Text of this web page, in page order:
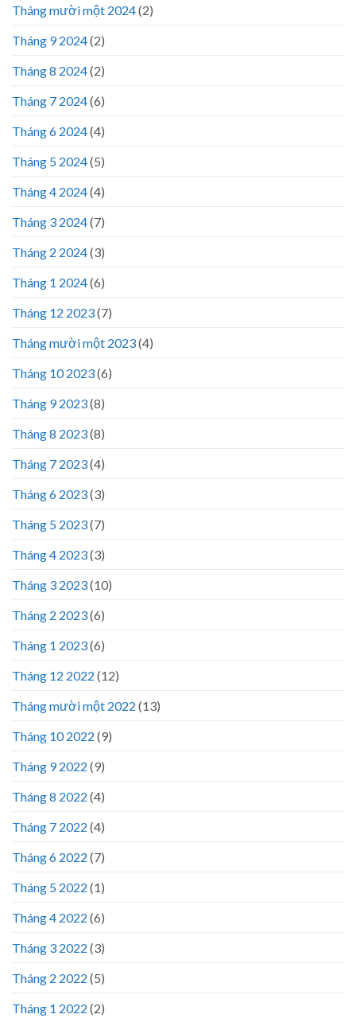
Tháng mười một 2024(2)
Tháng 9 2024(2)
Tháng 8 2024(2)
Tháng 7 2024(6)
Tháng 6 2024(4)
Tháng 5 2024(5)
Tháng 4 2024(4)
Tháng 3 2024(7)
Tháng 2 2024(3)
Tháng 1 2024(6)
Tháng 12 2023(7)
Tháng mười một 2023(4)
Tháng 10 2023(6)
Tháng 9 2023(8)
Tháng 8 2023(8)
Tháng 7 2023(4)
Tháng 6 2023(3)
Tháng 5 2023(7)
Tháng 4 2023(3)
Tháng 3 2023(10)
Tháng 2 2023(6)
Tháng 1 2023(6)
Tháng 12 2022 (12)
Tháng mười một 2022 (13)
Tháng 10 2022 (9)
Tháng 9 2022 (9)
Tháng 8 2022 (4)
Tháng 7 2022 (4)
Tháng 6 2022 (7)
Tháng 5 2022 (1)
Tháng 4 2022 (6)
Tháng 3 2022 (3)
Tháng 2 2022 (5)
Tháng 1 2022 (2)